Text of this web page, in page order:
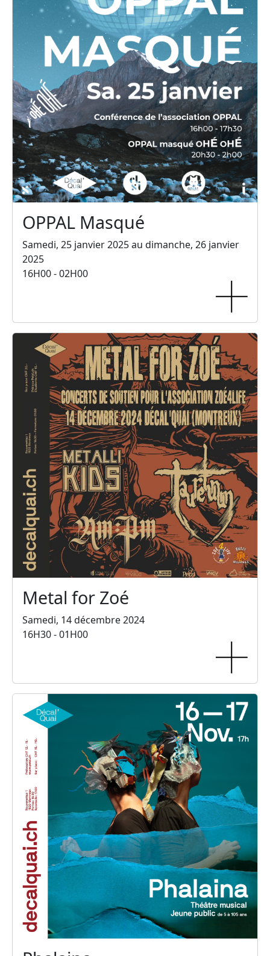
OPPAL Masqué
Samedi, 25 janvier 2025 au dimanche, 26 janvier
2025
16H00 - 02H00
Metal for Zoé
Samedi, 14 décembre 2024
16H30 - 01H00